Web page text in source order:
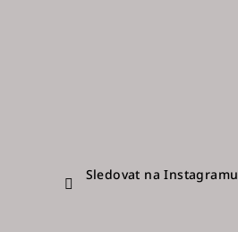
Sledovat na Instagramu